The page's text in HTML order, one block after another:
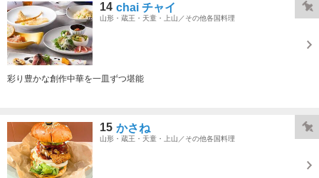
14 chai チャイ
山形・蔵王・天童・上山／その他各国料理
彩り豊かな創作中華を一皿ずつ堪能
15 かさね
山形・蔵王・天童・上山／その他各国料理